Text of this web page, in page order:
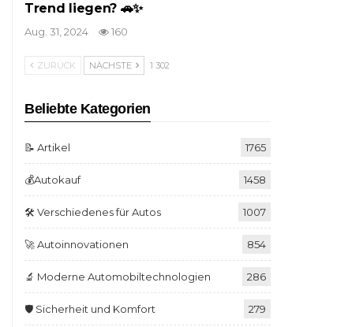
Trend liegen? 🚗✨
Aug. 31, 2024 160
ZURÜCK NÄCHSTE 1 302
Beliebte Kategorien
📝 Artikel 1765
💰Autokauf 1458
🛠️ Verschiedenes für Autos 1007
🚀 Autoinnovationen 854
🔬 Moderne Automobiltechnologien 286
🛡️ Sicherheit und Komfort 279